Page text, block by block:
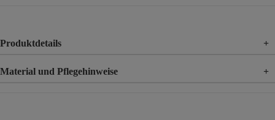
Produktdetails +
Material und Pflegehinweise +